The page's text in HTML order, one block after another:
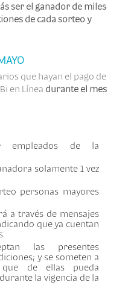
ser el ganador de miles
de cada sorteo y
que hayan el pago de
en Línea durante el mes
empleados de la
solamente 1 vez
personas mayores
a través de mensajes
que ya cuentan
las presentes
y se someten a
que de ellas pueda
la vigencia de la